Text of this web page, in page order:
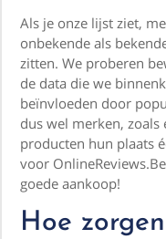
Als je onze lijst ziet,
onbekende als
zitten. We proberen
de data die we
beïnvloeden door
dus wel merken, zoals
producten hun plaats
voor
goede aankoop!
Hoe